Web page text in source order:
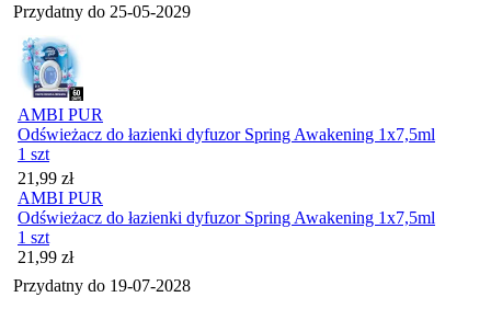
Przydatny do 25-05-2029
AMBI PUR
Odświeżacz do łazienki dyfuzor Spring Awakening 1x7,5ml
1 szt
Cena
21,99 zł
AMBI PUR
Odświeżacz do łazienki dyfuzor Spring Awakening 1x7,5ml
1 szt
Cena
21,99 zł
Przydatny do 19-07-2028